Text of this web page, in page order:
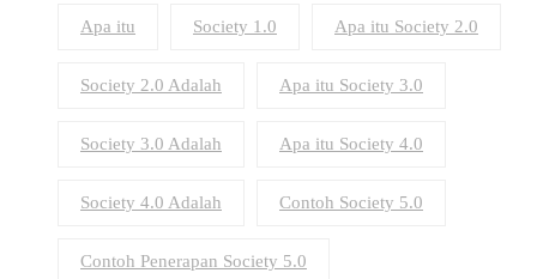
Apa itu Society 1.0 Apa itu Society 2.0
Society 2.0 Adalah Apa itu Society 3.0
Society 3.0 Adalah Apa itu Society 4.0
Society 4.0 Adalah Contoh Society 5.0
Contoh Penerapan Society 5.0